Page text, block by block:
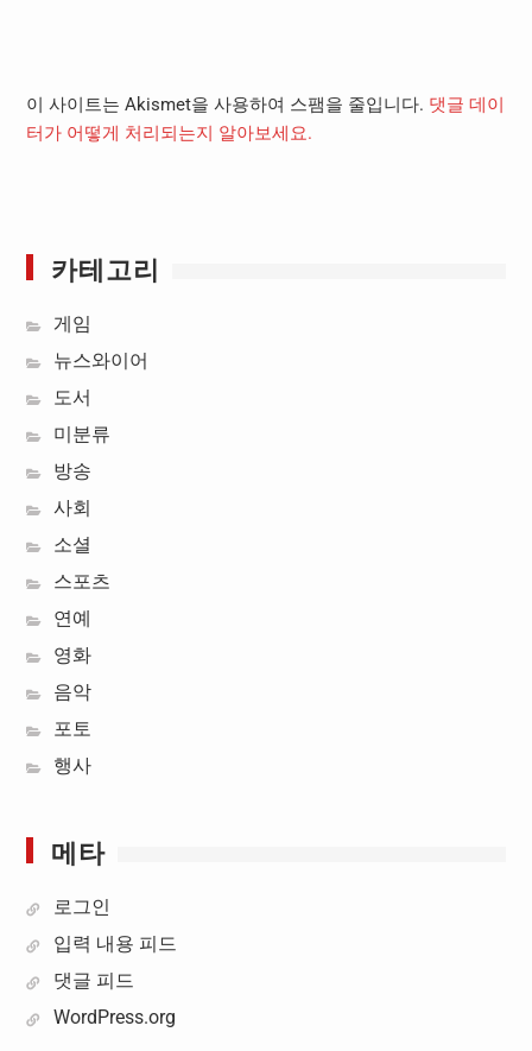
이 사이트는 Akismet을 사용하여 스팸을 줄입니다. 댓글 데이
터가 어떻게 처리되는지 알아보세요.
카테고리
게임
뉴스와이어
도서
미분류
방송
사회
소셜
스포츠
연예
영화
음악
포토
행사
메타
로그인
입력 내용 피드
댓글 피드
WordPress.org